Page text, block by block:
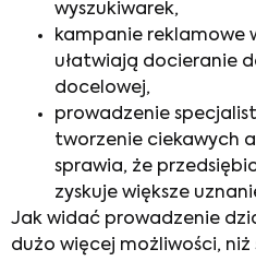
wyszukiwarek,
kampanie reklamowe
ułatwiają docieranie
docelowej,
prowadzenie
tworzenie ciekawych
sprawia, że
zyskuje większe
Jak widać prowadzenie
dużo więcej możliwości,